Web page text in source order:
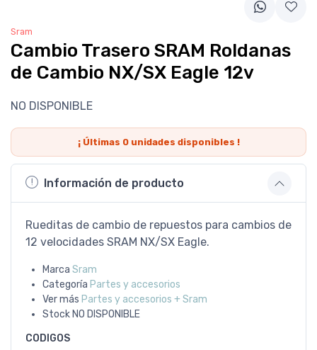
Sram
Cambio Trasero SRAM Roldanas
de Cambio NX/SX Eagle 12v
NO DISPONIBLE
¡ Últimas 0unidades disponibles !
Información de producto
Rueditas de cambio de repuestos para cambios de
12 velocidades SRAM NX/SX Eagle.
Marca Sram
Categoría Partes y accesorios
Ver más Partes y accesorios + Sram
Stock NO DISPONIBLE
CODIGOS